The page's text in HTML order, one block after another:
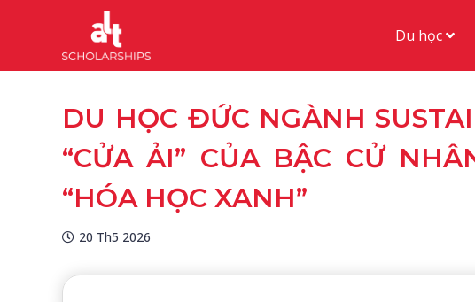
Du học
DU HỌC ĐỨC NGÀNH
“CỬA ẢI” CỦA BẬC CỬ
“HÓA HỌC XANH”
20 Th5 2026